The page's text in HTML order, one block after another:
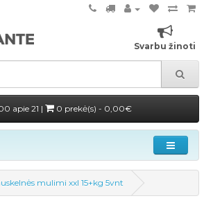
Svarbu žinoti
apie 21 | 0 prekė(s) - 0,00€
mulimi xxl 15+kg 5vnt